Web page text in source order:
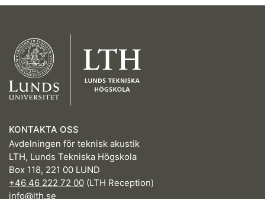
KONTAKTA OSS
Avdelningen för teknisk akustik
LTH, Lunds Tekniska Högskola
Box 118, 221 00 LUND
+46 46 222 72 00 (LTH Reception)
info@lth.se